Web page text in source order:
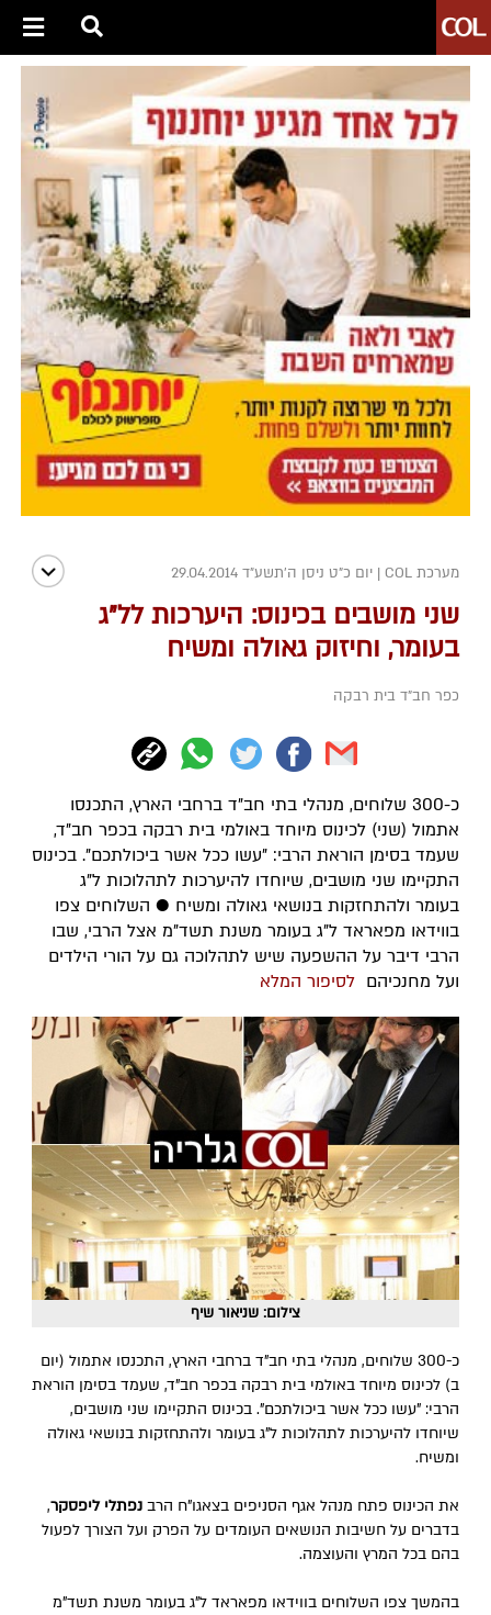
מערכת COL | יום כ"ט ניסן ה׳תשע״ד 29.04.2014
שני מושבים בכינוס: היערכות לל"ג
בעומר, וחיזוק גאולה ומשיח
כפר חב"ד בית רבקה
כ-300 שלוחים, מנהלי בתי חב"ד ברחבי הארץ, התכנסו
אתמול (שני) לכינוס מיוחד באולמי בית רבקה בכפר חב"ד,
שעמד בסימן הוראת הרבי: "עשו ככל אשר ביכולתכם". בכינוס
התקיימו שני מושבים, שיוחדו להיערכות לתהלוכות ל"ג
בעומר ולהתחזקות בנושאי גאולה ומשיח ● השלוחים צפו
בווידאו מפאראד ל"ג בעומר משנת תשד"מ אצל הרבי, שבו
הרבי דיבר על ההשפעה שיש לתהלוכה גם על הורי הילדים
ועל מחנכיהם לסיפור המלא
צילום: שניאור שיף
כ-300 שלוחים, מנהלי בתי חב"ד ברחבי הארץ, התכנסו אתמול (יום
ב) לכינוס מיוחד באולמי בית רבקה בכפר חב"ד, שעמד בסימן הוראת
הרבי: "עשו ככל אשר ביכולתכם". בכינוס התקיימו שני מושבים,
שיוחדו להיערכות לתהלוכות ל"ג בעומר ולהתחזקות בנושאי גאולה
ומשיח.
את הכינוס פתח מנהל אגף הסניפים בצאגו"ח הרב נפתלי ליפסקר,
בדברים על חשיבות הנושאים העומדים על הפרק ועל הצורך לפעול
בהם בכל המרץ והעוצמה.
בהמשך צפו השלוחים בווידאו מפאראד ל"ג בעומר משנת תשד"מ